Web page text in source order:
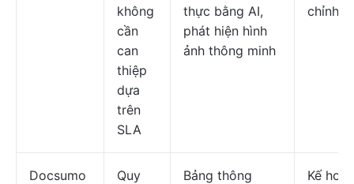
không
cần
can
thiệp
dựa
trên
SLA
thực bằng AI,
phát hiện hình
ảnh thông minh
chỉnh
Docsumo
Quy
Bảng thông
Kế